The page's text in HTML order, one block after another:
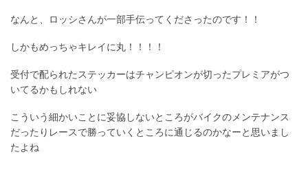
なんと、ロッシさんが一部手伝ってくださったのです！！
しかもめっちゃキレイに丸！！！！
受付で配られたステッカーはチャンピオンが切ったプレミアがつ
いてるかもしれない
こういう細かいことに妥協しないところがバイクのメンテナンス
だったりレースで勝っていくところに通じるのかなーと思いまし
たよね